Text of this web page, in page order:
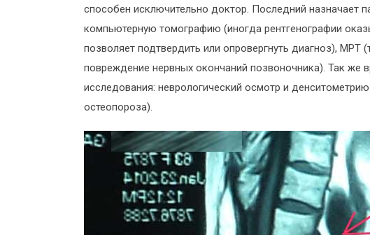
способен исключительно доктор. Последний назначает
компьютерную томографию (иногда рентгенографии
позволяет подтвердить или опровергнуть диагноз), МРТ
повреждение нервных окончаний позвоночника). Так же
исследования: неврологический осмотр и
остеопороза).